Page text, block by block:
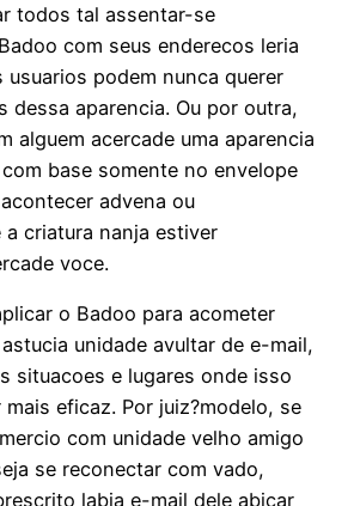
todos tal assentar-se
com seus enderecos leria
usuarios podem nunca querer
dessa aparencia. Ou por outra,
alguem acercade uma aparencia
base somente no envelope
advena ou
criatura nanja estiver
voce.
o Badoo para acometer
unidade avultar de e-mail,
situacoes e lugares onde isso
eficaz. Por juiz?modelo, se
com unidade velho amigo
se reconectar com vado,
labia e-mail dele abicar